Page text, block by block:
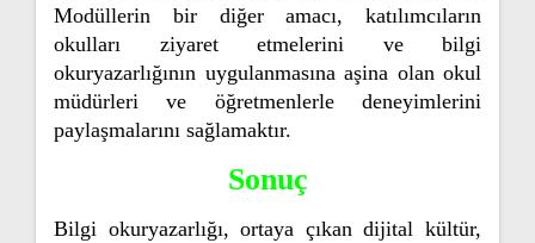
Modüllerin bir diğer amacı, katılımcıların
okulları ziyaret etmelerini ve bilgi
okuryazarlığının uygulanmasına aşina olan okul
müdürleri ve öğretmenlerle deneyimlerini
paylaşmalarını sağlamaktır.
Sonuç
Bilgi okuryazarlığı, ortaya çıkan dijital kültür,